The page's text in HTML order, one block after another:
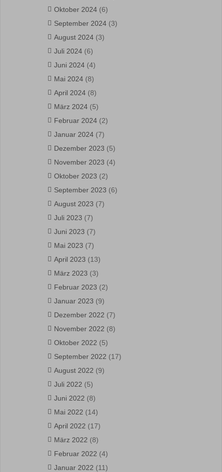
Oktober 2024 (6)
September 2024 (3)
August 2024 (3)
Juli 2024 (6)
Juni 2024 (4)
Mai 2024 (8)
April 2024 (8)
März 2024 (5)
Februar 2024 (2)
Januar 2024 (7)
Dezember 2023 (5)
November 2023 (4)
Oktober 2023 (2)
September 2023 (6)
August 2023 (7)
Juli 2023 (7)
Juni 2023 (7)
Mai 2023 (7)
April 2023 (13)
März 2023 (3)
Februar 2023 (2)
Januar 2023 (9)
Dezember 2022 (7)
November 2022 (8)
Oktober 2022 (5)
September 2022 (17)
August 2022 (9)
Juli 2022 (5)
Juni 2022 (8)
Mai 2022 (14)
April 2022 (17)
März 2022 (8)
Februar 2022 (4)
Januar 2022 (11)